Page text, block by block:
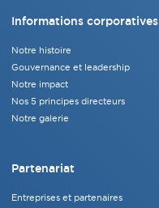
Informations corporatives
Notre histoire
Gouvernance et leadership
Notre impact
Nos 5 principes directeurs
Notre galerie
Partenariat
Entreprises et partenaires